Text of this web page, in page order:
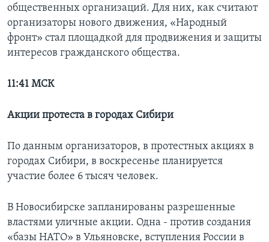
общественных организаций. Для них, как считают
организаторы нового движения, «Народный
фронт» стал площадкой для продвижения и защиты
интересов гражданского общества.
11:41 МСК
Акции протеста в городах Сибири
По данным организаторов, в протестных акциях в
городах Сибири, в воскресенье планируется
участие более 6 тысяч человек.
В Новосибирске запланированы разрешенные
властями уличные акции. Одна - против создания
«базы НАТО» в Ульяновске, вступления России в